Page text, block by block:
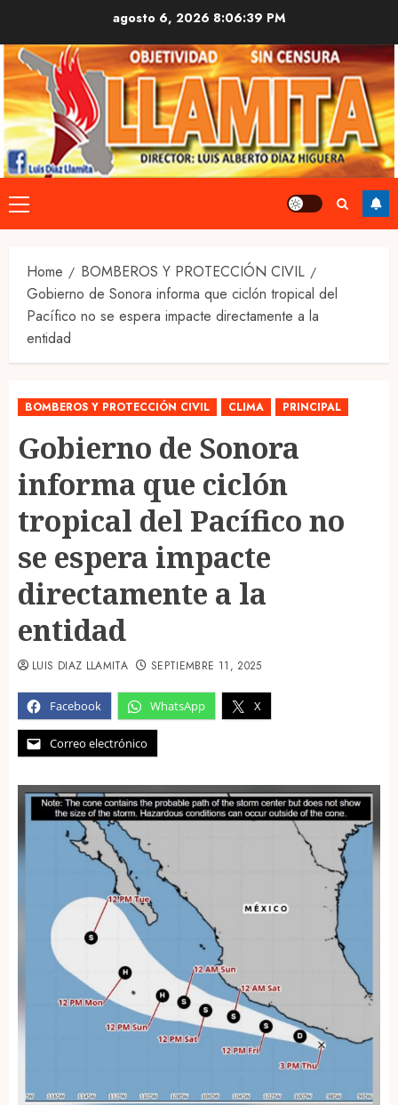
content
agosto 6, 2026 8:06:40 PM
Primary
Menu
Home
BOMBEROS Y PROTECCIÓN CIVIL
Gobierno de Sonora informa que ciclón tropical del
Pacífico no se espera impacte directamente a la
entidad
BOMBEROS Y PROTECCIÓN CIVIL CLIMA PRINCIPAL
Gobierno de Sonora
informa que ciclón
tropical del Pacífico no
se espera impacte
directamente a la
entidad
Facebook WhatsApp X
Correo electrónico
LUIS DIAZ LLAMITA SEPTIEMBRE 11, 2025